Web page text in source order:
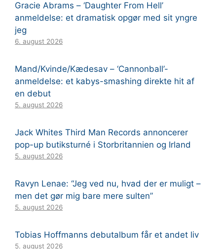
Gracie Abrams – ‘Daughter From Hell’
anmeldelse: et dramatisk opgør med sit yngre
jeg
6. august 2026
Mand/Kvinde/Kædesav – ‘Cannonball’-
anmeldelse: et kabys-smashing direkte hit af
en debut
5. august 2026
Jack Whites Third Man Records annoncerer
pop-up butiksturné i Storbritannien og Irland
5. august 2026
Ravyn Lenae: “Jeg ved nu, hvad der er muligt –
men det gør mig bare mere sulten”
5. august 2026
Tobias Hoffmanns debutalbum får et andet liv
5. august 2026